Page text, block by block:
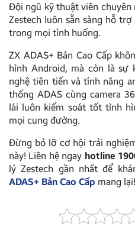
Đội ngũ kỹ thuật viên chuyên
Zestech luôn sẵn sàng hỗ
trong mọi tình huống.
ZX ADAS+ Bản Cao Cấp
hình Android, mà còn là sự
nghệ tiên tiến và tính năng
thống ADAS cùng camera
lái luôn kiểm soát tốt tình
mọi cung đường.
Đừng bỏ lỡ cơ hội trải
này! Liên hệ ngay hotline
lý Zestech gần nhất để
ADAS+ Bản Cao Cấp mang lại!